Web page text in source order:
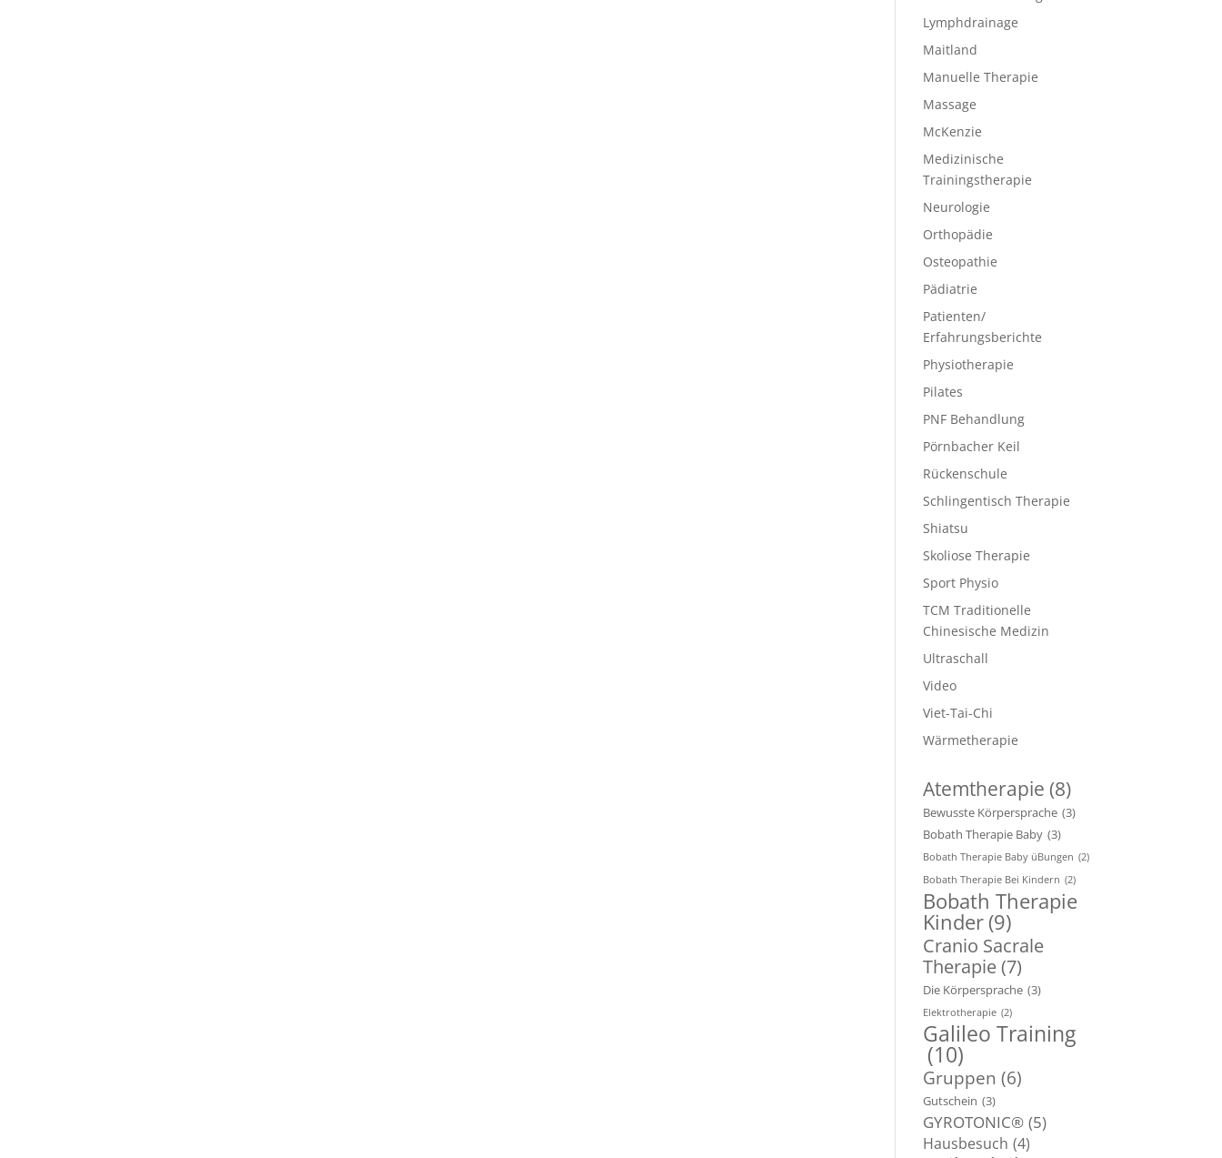
Lymphdrainage
Maitland
Manuelle Therapie
Massage
McKenzie
Medizinische
Trainingstherapie
Neurologie
Orthopädie
Osteopathie
Pädiatrie
Patienten/
Erfahrungsberichte
Physiotherapie
Pilates
PNF Behandlung
Pörnbacher Keil
Rückenschule
Schlingentisch Therapie
Shiatsu
Skoliose Therapie
Sport Physio
TCM Traditionelle
Chinesische Medizin
Ultraschall
Video
Viet-Tai-Chi
Wärmetherapie
Atemtherapie (8)
Bewusste Körpersprache (3)
Bobath Therapie Baby (3)
Bobath Therapie Baby üBungen (2)
Bobath Therapie Bei Kindern (2)
Bobath Therapie
Kinder(9)
Cranio Sacrale
Therapie(7)
Die Körpersprache (3)
Elektrotherapie (2)
Galileo Training
(10)
Gruppen (6)
Gutschein (3)
GYROTONIC® (5)
Hausbesuch (4)